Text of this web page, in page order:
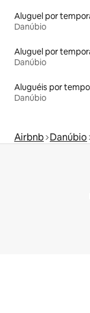
Danúbio
Danúbio
Danúbio
Airbnb Danúbio